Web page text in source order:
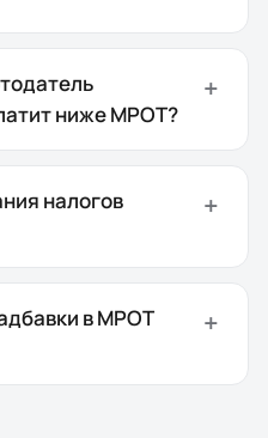
ниже МРОТ?
налогов
в МРОТ